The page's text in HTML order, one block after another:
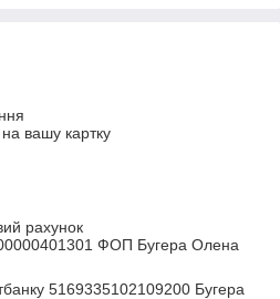
вашу картку
рахунок
ФОП Бугера Олена
5169335102109200 Бугера